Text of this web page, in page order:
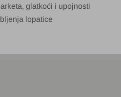
glatkoći i upojnosti
lopatice